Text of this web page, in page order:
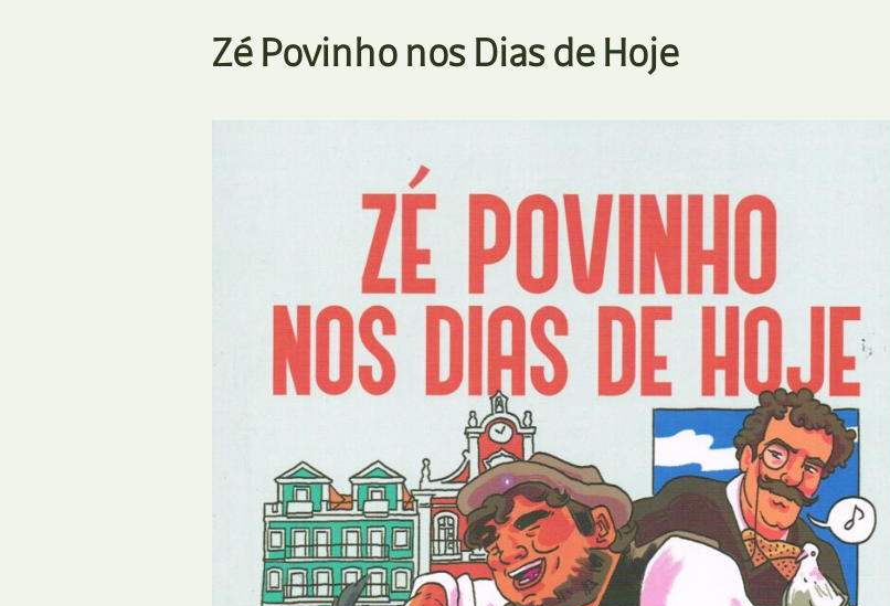
Curtas
Edição Digital
Edição Portuguesa
Exposições e Eventos
Fanzines
Festivais e Salões
Formação
Internacional
Zé Povinho nos Dias de Hoje